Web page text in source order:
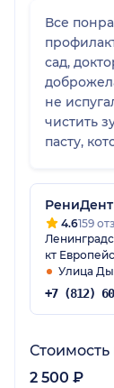
Все
сад,
не
чистить
пасту,
4.6159
кт
Улица
2 500 ₽